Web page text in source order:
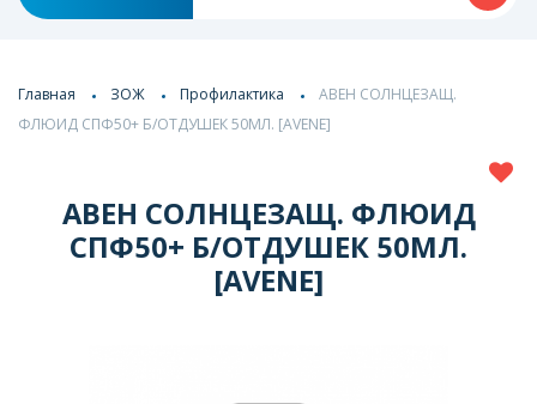
Главная ЗОЖ Профилактика
АВЕН СОЛНЦЕЗАЩ.
ФЛЮИД СПФ50+ Б/ОТДУШЕК 50МЛ. [AVENE]
АВЕН СОЛНЦЕЗАЩ. ФЛЮИД
СПФ50+ Б/ОТДУШЕК 50МЛ.
[AVENE]